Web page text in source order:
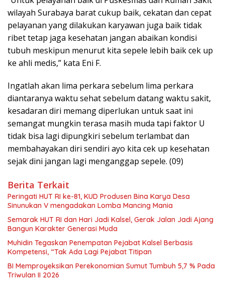
wilayah Surabaya barat cukup baik, cekatan dan cepat
pelayanan yang dilakukan karyawan juga baik tidak
ribet tetap jaga kesehatan jangan abaikan kondisi
tubuh meskipun menurut kita sepele lebih baik cek up
ke ahli medis,” kata Eni F.
Ingatlah akan lima perkara sebelum lima perkara
diantaranya waktu sehat sebelum datang waktu sakit,
kesadaran diri memang diperlukan untuk saat ini
semangat mungkin terasa masih muda tapi faktor U
tidak bisa lagi dipungkiri sebelum terlambat dan
membahayakan diri sendiri ayo kita cek up kesehatan
sejak dini jangan lagi menganggap sepele. (09)
Berita Terkait
Peringati HUT RI ke-81, KUD Produsen Bina Karya Desa
Sinunukan V mengadakan Lomba Mancing Mania
Semarak HUT RI dan Hari Jadi Kalsel, Gerak Jalan Jadi Ajang
Bangun Karakter Generasi Muda
Muhidin Tegaskan Penempatan Pejabat Kalsel Berbasis
Kompetensi, “Tak Ada Lagi Pejabat Titipan
BI Memproyeksikan Perekonomian Sumut Tumbuh 5,7 % Pada
Triwulan II 2026